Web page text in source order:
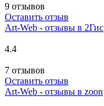
9 отзывов
Оставить отзыв
Art-Web - отзывы в 2Гис
4.4
7 отзывов
Оставить отзыв
Art-Web - отзывы в zoon